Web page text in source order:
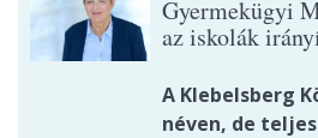
Gyermekügyi
az iskolák
A Klebelsberg
néven, de